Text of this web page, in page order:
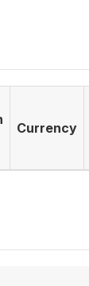
Currency